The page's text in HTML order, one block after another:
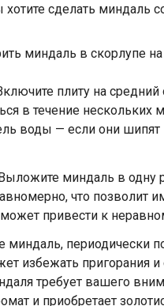
хотите сделать миндаль
миндаль в скорлупе
плиту на средний
в течение
воды — если они шипят
миндаль в одну
что позволит
может привести к
миндаль,
избежать пригорания
требует вашего
и приобретает